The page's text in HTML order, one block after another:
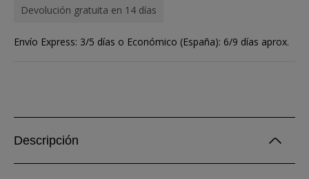
Devolución gratuita en 14 días
Envío Express: 3/5 días o Económico (España): 6/9 días aprox.
Descripción